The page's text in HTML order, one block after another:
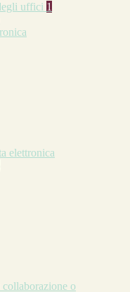
uffici 1
elettronica
o